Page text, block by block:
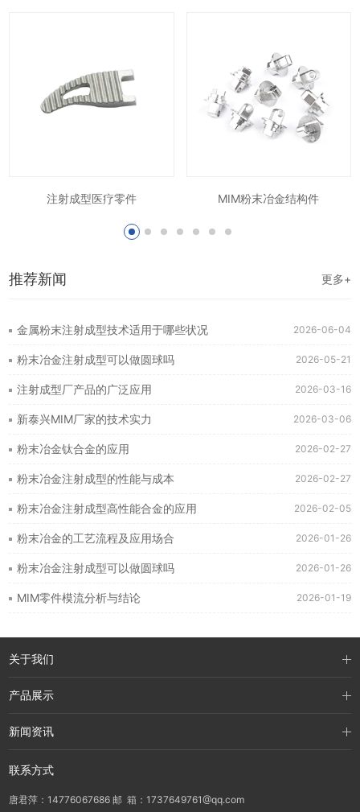
注射成型医疗零件 MIM粉末冶金结构件
推荐新闻 更多+
2026-06-04
金属粉末注射成型技术适用于哪些状况
2026-05-21
粉末冶金注射成型可以做圆球吗
2026-03-16
注射成型厂产品的广泛应用
2026-03-06
新泰兴MIM厂家的技术实力
2026-02-27
粉末冶金钛合金的应用
2026-02-27
粉末冶金注射成型的性能与成本
2026-02-05
粉末冶金注射成型高性能合金的应用
2026-01-26
粉末冶金的工艺流程及应用场合
2026-01-26
粉末冶金注射成型可以做圆球吗
2026-01-19
MIM零件模流分析与结论
关于我们
产品展示
新闻资讯
联系方式
唐君萍：14776067686 邮 箱：1737649761@qq.com